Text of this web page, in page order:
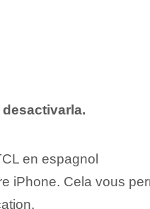
en espagnol
Cela vous